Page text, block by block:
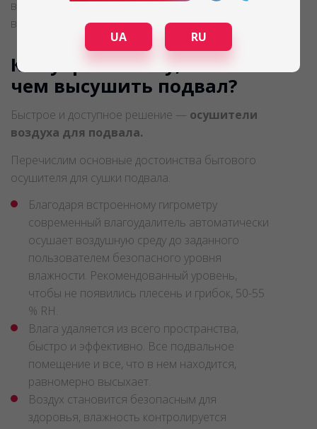
возможны разливы рек, затопление подвалов
вполне вероятное явление.
Как убрать влагу, как и
чем высушить подвал?
Быстрое и доступное решение — осушители
воздуха для подвала.
Перечислим основные достоинства бытового
осушителя для сушки подвала.
Благодаря встроенному гигрометру
современный влагоудалитель автоматически
осушает воздушную среду до заданного
пользователем безопасного уровня
влажности. Рекомендованный уровень,
чтобы не появились плесень и грибок, 50-55
% RH.
Влага удаляется из всего пространства,
быстро и эффективно. Все подвальное
помещение и все, что в нем находится,
равномерно высыхает.
Воздух становится безопасным для
здоровья, влажность контролируется
UA RU